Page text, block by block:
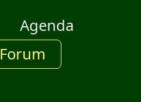
Agenda
Forum